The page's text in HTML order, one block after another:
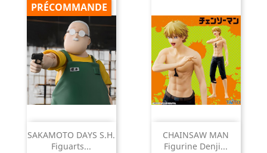
SAKAMOTO DAYS S.H.
Figuarts...
PRÉCOMMANDE
CHAINSAW MAN
Figurine Denji...